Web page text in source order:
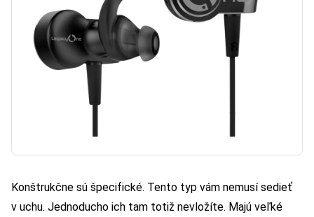
Konštrukčne sú špecifické. Tento typ vám nemusí sedieť
v uchu. Jednoducho ich tam totiž nevložíte. Majú veľké